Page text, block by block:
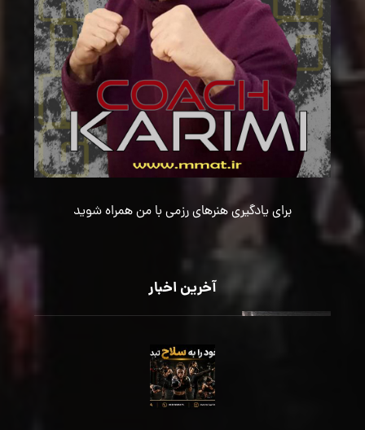
برای یادگیری هنرهای رزمی با من همراه شوید
آخرین اخبار